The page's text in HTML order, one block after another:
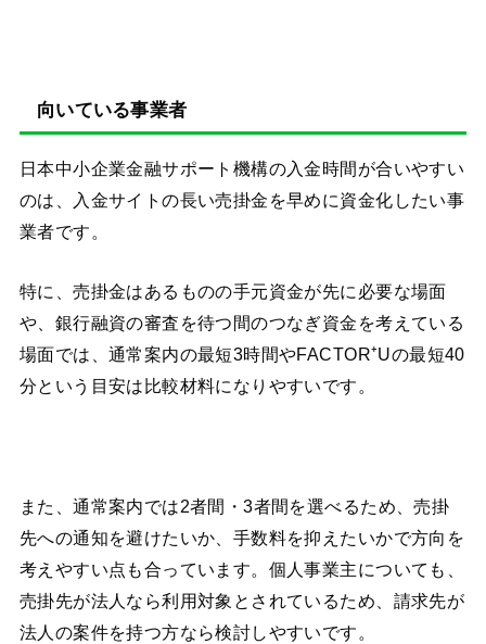
向いている事業者
日本中小企業金融サポート機構の入金時間が合いやすい
のは、入金サイトの長い売掛金を早めに資金化したい事
業者です。
特に、売掛金はあるものの手元資金が先に必要な場面
や、銀行融資の審査を待つ間のつなぎ資金を考えている
場面では、通常案内の最短3時間やFACTOR⁺Uの最短40
分という目安は比較材料になりやすいです。
また、通常案内では2者間・3者間を選べるため、売掛
先への通知を避けたいか、手数料を抑えたいかで方向を
考えやすい点も合っています。個人事業主についても、
売掛先が法人なら利用対象とされているため、請求先が
法人の案件を持つ方なら検討しやすいです。